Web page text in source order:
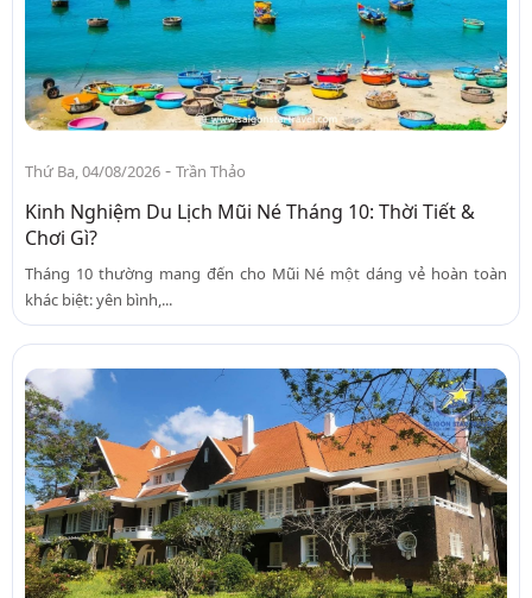
Thứ Ba, 04/08/2026 - Trần Thảo
Kinh Nghiệm Du Lịch Mũi Né Tháng 10: Thời Tiết &
Chơi Gì?
Tháng 10 thường mang đến cho Mũi Né một dáng vẻ hoàn toàn
khác biệt: yên bình,...